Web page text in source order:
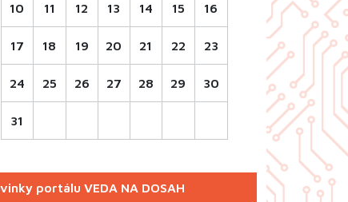
10 11 12 13 14 15 16
17 18 19 20 21 22 23
24 25 26 27 28 29 30
31
portálu VEDA NA DOSAH